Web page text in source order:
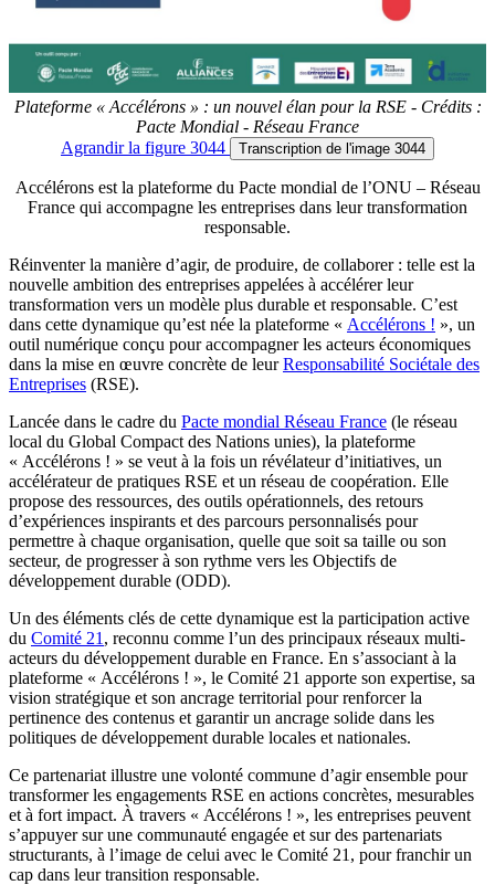
Plateforme « Accélérons » : un nouvel élan pour la RSE - Crédits :
Pacte Mondial - Réseau France
Agrandirla figure 3044 Transcription de l'image 3044
Accélérons est la plateforme du Pacte mondial de l’ONU – Réseau
France qui accompagne les entreprises dans leur transformation
responsable.
Réinventer la manière d’agir, de produire, de collaborer : telle est la
nouvelle ambition des entreprises appelées à accélérer leur
transformation vers un modèle plus durable et responsable. C’est
dans cette dynamique qu’est née la plateforme « Accélérons ! », un
outil numérique conçu pour accompagner les acteurs économiques
dans la mise en œuvre concrète de leurResponsabilité Sociétale des
Entreprises (RSE).
Lancée dans le cadre du Pacte mondial Réseau France (le réseau
local du Global Compact des Nations unies), la plateforme
« Accélérons ! » se veut à la fois un révélateur d’initiatives, un
accélérateur de pratiques RSE et un réseau de coopération. Elle
propose des ressources, des outils opérationnels, des retours
d’expériences inspirants et des parcours personnalisés pour
permettre à chaque organisation, quelle que soit sa taille ou son
secteur, de progresser à son rythme vers les Objectifs de
développement durable (ODD).
Un des éléments clés de cette dynamique est la participation active
du Comité 21 , reconnu comme l’un des principaux réseaux multi-
acteurs du développement durable en France. En s’associant à la
plateforme « Accélérons ! », le Comité 21 apporte son expertise, sa
vision stratégique et son ancrage territorial pour renforcer la
pertinence des contenus et garantir un ancrage solide dans les
politiques de développement durable locales et nationales.
Ce partenariat illustre une volonté commune d’agir ensemble pour
transformer les engagements RSE en actions concrètes, mesurables
et à fort impact. À travers « Accélérons ! », les entreprises peuvent
s’appuyer sur une communauté engagée et sur des partenariats
structurants, à l’image de celui avec le Comité 21, pour franchir un
cap dans leur transition responsable.